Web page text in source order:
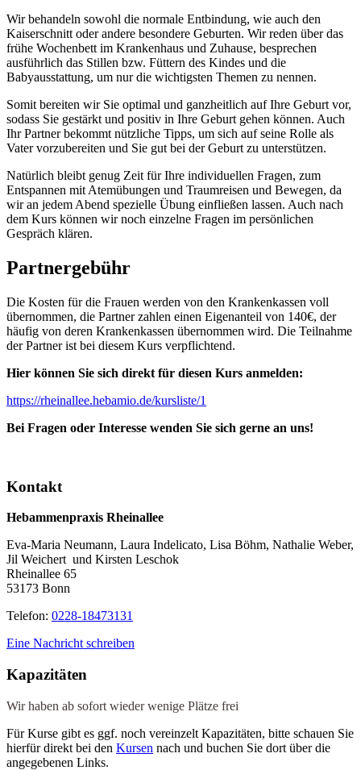
Wir behandeln sowohl die normale Entbindung, wie auch den
Kaiserschnitt oder andere besondere Geburten. Wir reden über das
frühe Wochenbett im Krankenhaus und Zuhause, besprechen
ausführlich das Stillen bzw. Füttern des Kindes und die
Babyausstattung, um nur die wichtigsten Themen zu nennen.
Somit bereiten wir Sie optimal und ganzheitlich auf Ihre Geburt vor,
sodass Sie gestärkt und positiv in Ihre Geburt gehen können. Auch
Ihr Partner bekommt nützliche Tipps, um sich auf seine Rolle als
Vater vorzubereiten und Sie gut bei der Geburt zu unterstützen.
Natürlich bleibt genug Zeit für Ihre individuellen Fragen, zum
Entspannen mit Atemübungen und Traumreisen und Bewegen, da
wir an jedem Abend spezielle Übung einfließen lassen. Auch nach
dem Kurs können wir noch einzelne Fragen im persönlichen
Gespräch klären.
Partnergebühr
Die Kosten für die Frauen werden von den Krankenkassen voll
übernommen, die Partner zahlen einen Eigenanteil von 140€, der
häufig von deren Krankenkassen übernommen wird. Die Teilnahme
der Partner ist bei diesem Kurs verpflichtend.
Hier können Sie sich direkt für diesen Kurs anmelden:
https://rheinallee.hebamio.de/kursliste/1
Bei Fragen oder Interesse wenden Sie sich gerne an uns!
Kontakt
Hebammenpraxis Rheinallee
Eva-Maria Neumann, Laura Indelicato, Lisa Böhm, Nathalie Weber,
Jil Weichert und Kirsten Leschok
Rheinallee 65
53173 Bonn
Telefon: 0228-18473131
Eine Nachricht schreiben
Kapazitäten
Wir haben ab sofort wieder wenige Plätze frei
Für Kurse gibt es ggf. noch vereinzelt Kapazitäten, bitte schauen Sie
hierfür direkt bei den Kursen nach und buchen Sie dort über die
angegebenen Links.